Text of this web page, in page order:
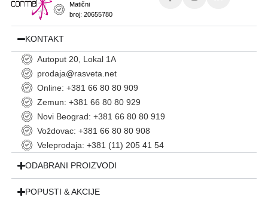
Matični
broj: 20655780
KONTAKT
Autoput 20, Lokal 1A
prodaja@rasveta.net
Online: +381 66 80 80 909
Zemun: +381 66 80 80 929
Novi Beograd: +381 66 80 80 919
Voždovac: +381 66 80 80 908
Veleprodaja: +381 (11) 205 41 54
ODABRANI PROIZVODI
POPUSTI & AKCIJE